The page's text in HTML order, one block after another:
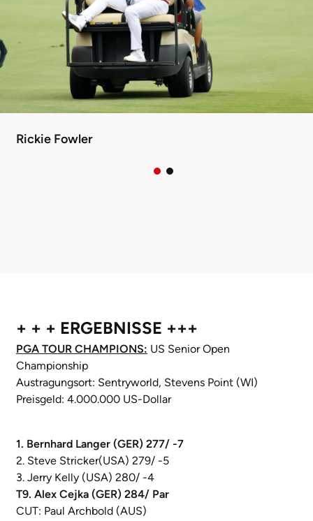
Rickie Fowler
+ + + ERGEBNISSE +++
PGA TOUR CHAMPIONS: US Senior Open
Championship
Austragungsort: Sentryworld, Stevens Point (WI)
Preisgeld: 4.000.000 US-Dollar
1. Bernhard Langer (GER) 277/ -7
2. Steve Stricker(USA) 279/ -5
3. Jerry Kelly (USA) 280/ -4
T9. Alex Cejka (GER) 284/ Par
CUT: Paul Archbold (AUS)